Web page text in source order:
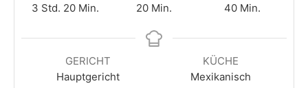
3 Std. 20 Min.
20 Min.
40 Min.
GERICHT
Hauptgericht
KÜCHE
Mexikanisch